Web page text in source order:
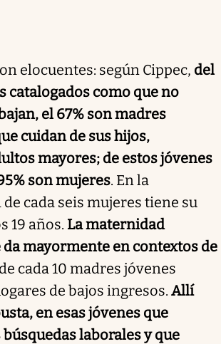
elocuentes: según Cippec, del
catalogados como que no
el 67% son madres
cuidan de sus hijos,
mayores; de estos jóvenes
son mujeres. En la
cada seis mujeres tiene su
19 años. La maternidad
da mayormente en contextos de
cada 10 madres jóvenes
de bajos ingresos. Allí
en esas jóvenes que
laborales y que